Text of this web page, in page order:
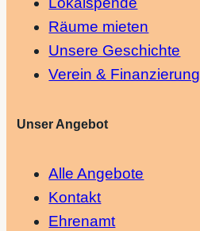
Räume mieten
Unsere Geschichte
Verein & Finanzierung
Unser Angebot
Alle Angebote
Kontakt
Ehrenamt